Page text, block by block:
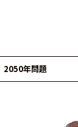
2050年問題